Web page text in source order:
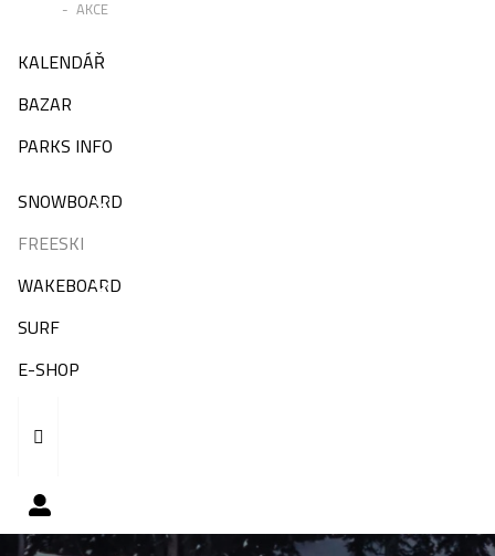
AKCE
KALENDÁŘ
BAZAR
PARKS INFO
SNOWBOARD
FREESKI
WAKEBOARD
SURF
E-SHOP